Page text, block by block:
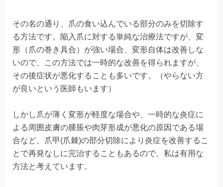
その名の通り、爪の食い込んでいる部分のみを切除す
る方法です。陥入爪に対する単純な治療法ですが、変
形（爪の巻き具合）が強い場合、変形自体は改善しな
いので、この方法では一時的な改善を得られますが、
その後症状が悪化することも多いです。（やらない方
が良いという医師もいます）
しかし爪が薄く変形が軽度な場合や、一時的な炎症に
よる周囲皮膚の腫脹や肉芽形成が悪化の原因である場
合など、爪甲(爪棘)の部分切除により炎症を改善するこ
とで再発なしに完治することもあるので、私は有用な
方法と考えています。